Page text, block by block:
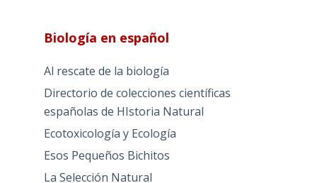
Biología en español
Al rescate de la biología
Directorio de colecciones científicas
españolas de HIstoria Natural
Ecotoxicología y Ecología
Esos Pequeños Bichitos
La Selección Natural